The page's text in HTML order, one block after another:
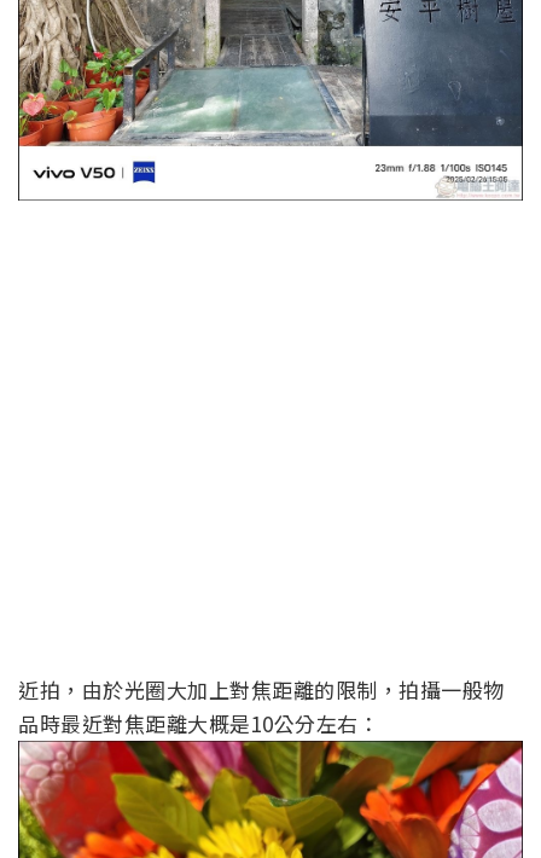
近拍，由於光圈大加上對焦距離的限制，拍攝一般物
品時最近對焦距離大概是10公分左右：